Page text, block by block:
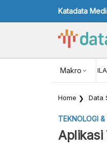
Katadata
Makro
NILAI TUKAR
Home Data
TEKNOLOGI
Aplikasi